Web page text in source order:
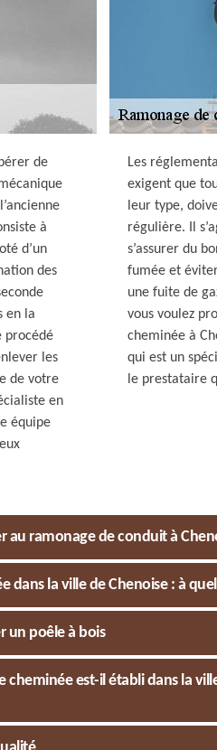
de
à
d’un
des
en la
procédé
les
de votre
en
équipe
Les
exigent que
leur type,
régulière. Il
s’assurer du
fumée et
une fuite de
vous voulez
cheminée à
qui est un
le prestataire
au ramonage de conduit à
dans la ville de Chenoise : à
un poêle à bois
est-il établi dans la